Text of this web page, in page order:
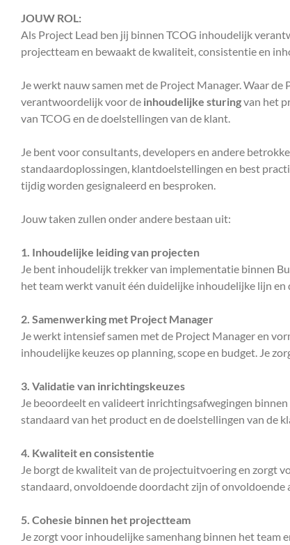
JOUW ROL:
Als Project Lead ben jij binnen TCOG inhoudelijk
projectteam en bewaakt de kwaliteit, consistentie en
Je werkt nauw samen met de Project Manager. Waar
verantwoordelijk voor de inhoudelijke sturingvan het
van TCOG en de doelstellingen van de klant.
Je bent voor consultants, developers en andere
standaardoplossingen, klantdoelstellingen en best
tijdig worden gesignaleerd en besproken.
Jouw taken zullen onder andere bestaan uit:
1. Inhoudelijke leiding van projecten
Je bent inhoudelijk trekker van implementatie binnen
het team werkt vanuit één duidelijke inhoudelijke lijn
2. Samenwerking met Project Manager
Je werkt intensief samen met de Project Manager en
inhoudelijke keuzes op planning, scope en budget. Je
3. Validatie van inrichtingskeuzes
Je beoordeelt en valideert inrichtingsafwegingen binnen
standaard van het product en de doelstellingen van de
4. Kwaliteit en consistentie
Je borgt de kwaliteit van de projectuitvoering en zorgt
standaard, onvoldoende doordacht zijn of
5. Cohesie binnen het projectteam
Je zorgt voor inhoudelijke samenhang binnen het